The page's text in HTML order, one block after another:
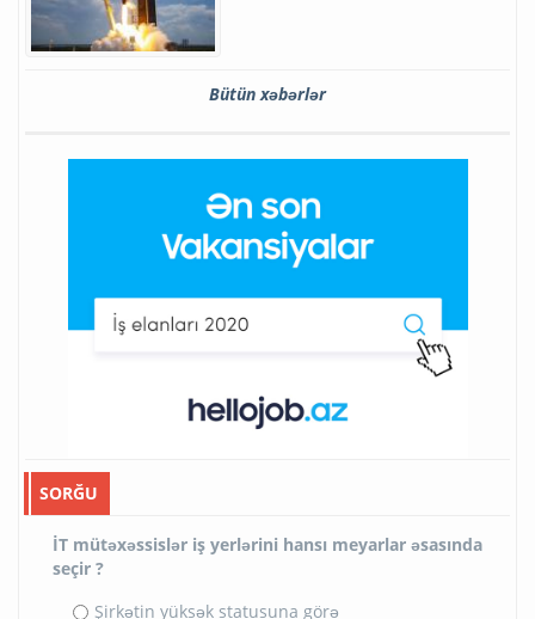
Bütün xəbərlər
SORĞU
İT mütəxəssislər iş yerlərini hansı meyarlar əsasında
seçir ?
Şirkətin yüksək statusuna görə